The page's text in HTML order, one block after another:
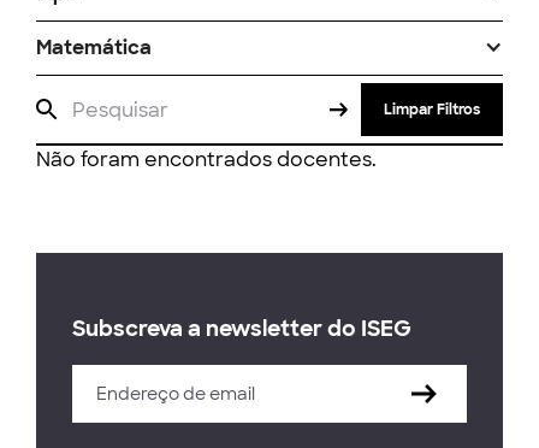
Matemática
Limpar Filtros
Não foram encontrados docentes.
Subscreva a newsletter do ISEG